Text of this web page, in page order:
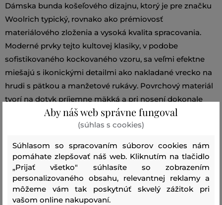
Dámska bunda košeľového dizajnu, ktorý je pre značku
Woolrich typický, rovnako ako prémiovosť
materiálového zloženia a vysoká kvalita spracovania.
Moderné prvky tejto kultovej klasiky, v podobe
sofistikovaného kockovaného vzoru, sa veľmi efektne
miešajú s ikonickými detailmi ako nakladané vrecko na
hrudi s pätkou a manžetové rukávy. Povrchový materiál
tvorí na dotyk príjemne mäkká a pri nosení dokonale
priedušná tkanina z bavlneného vlákna, ktoré je zárukou
pohodlia v priebehu nosenia. Všestranne
ležérno-elegantných outfitov.
Sezóna: SS24
Kód produktu:
0107FRUT3700-324-WW-31114-L
Aby náš web správne fungoval
(súhlas s cookies)
Súhlasom so spracovaním súborov cookies nám
pomáhate zlepšovať náš web. Kliknutím na tlačidlo
„Prijať všetko" súhlasíte so zobrazením
personalizovaného obsahu, relevantnej reklamy a
môžeme vám tak poskytnúť skvelý zážitok pri
vašom online nakupovaní.